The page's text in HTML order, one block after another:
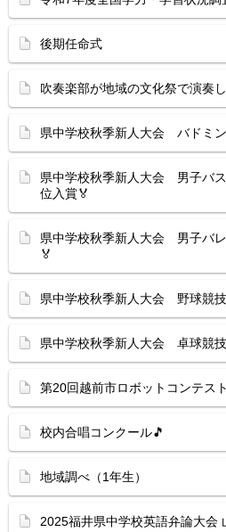
後期任命式
吹奏楽部が地域の文化祭で演奏
県中学校秋季新人大会 バドミ
県中学校秋季新人大会 男子
位入賞🏅
県中学校秋季新人大会 男子バ
🏅
県中学校秋季新人大会 野球
県中学校秋季新人大会 卓球
第20回越前市ロボットコンテスト
校内合唱コンクール🎵
地域調べ（1年生）
2025福井県中学校英語弁論大会